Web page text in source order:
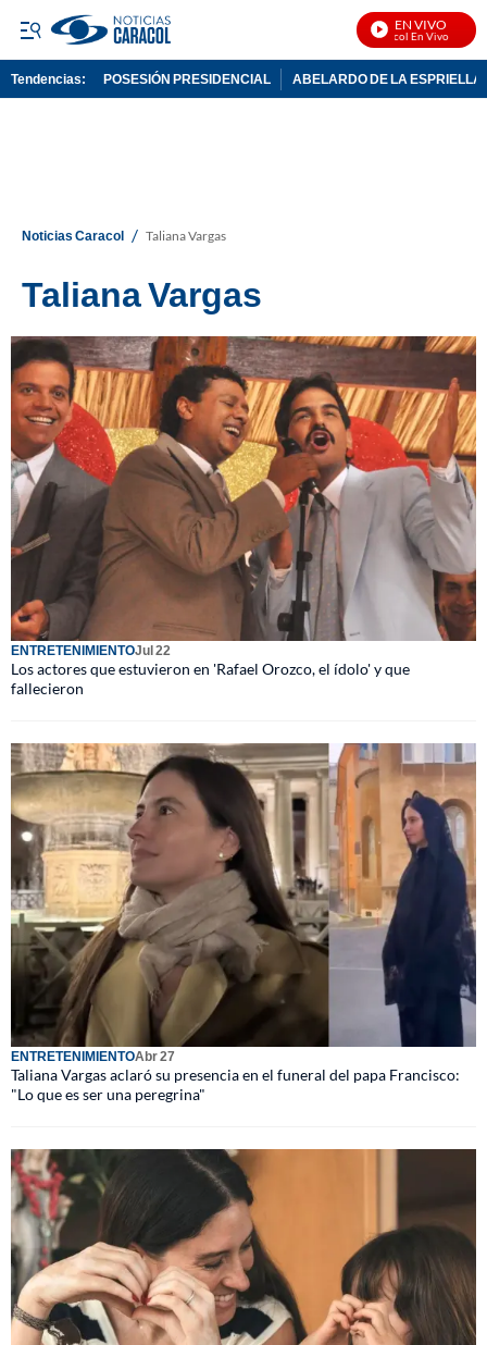
EN VIVO
Noticias Caracol En Vivo
Tendencias: POSESIÓN PRESIDENCIAL ABELARDO DE LA ESPRIELLA
Noticias Caracol / Taliana Vargas
Taliana Vargas
ENTRETENIMIENTOJul 22
Los actores que estuvieron en 'Rafael Orozco, el ídolo' y que
fallecieron
ENTRETENIMIENTOAbr 27
Taliana Vargas aclaró su presencia en el funeral del papa Francisco:
"Lo que es ser una peregrina"